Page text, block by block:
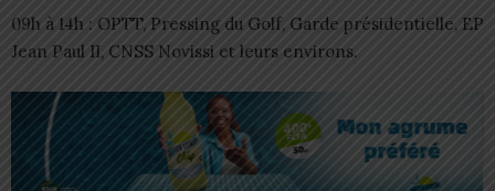
09h à 14h : OPTT, Pressing du Golf, Garde présidentielle, EP
Jean Paul II, CNSS Novissi et leurs environs.